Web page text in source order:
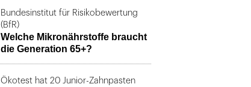
Bundesinstitut für Risikobewertung
(BfR)
Welche Mikronährstoffe braucht
die Generation 65+?
Ökotest hat 20 Junior-Zahnpasten